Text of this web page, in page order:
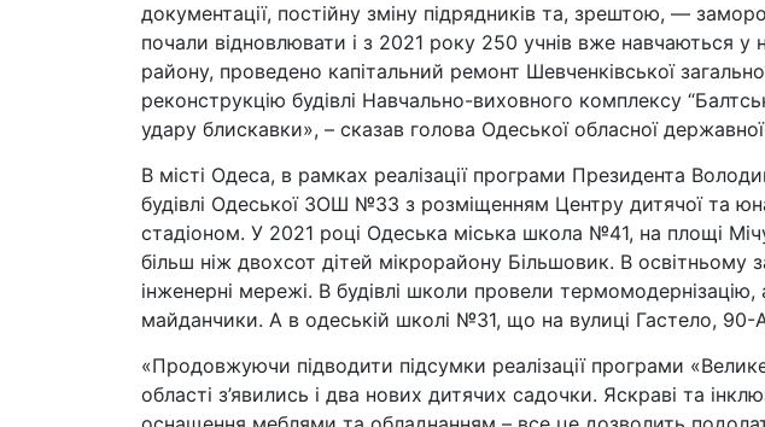
документації, постійну зміну підрядників та, зрештою, —
почали відновлювати і з 2021 року 250 учнів вже навчаються у
району, проведено капітальний ремонт Шевченківської
реконструкцію будівлі Навчально-виховного комплексу
удару блискавки», – сказав голова Одеської обласної
В місті Одеса, в рамках реалізації програми Президента
будівлі Одеської ЗОШ №33 з розміщенням Центру дитячої та
стадіоном. У 2021 році Одеська міська школа №41, на площі
більш ніж двохсот дітей мікрорайону Більшовик. В освітньому
інженерні мережі. В будівлі школи провели
майданчики. А в одеській школі №31, що на вулиці Гастело, 90-
«Продовжуючи підводити підсумки реалізації програми
області з’явились і два нових дитячих садочки. Яскраві та